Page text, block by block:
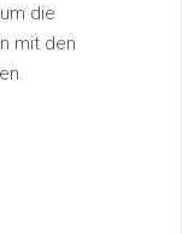
die
mit den